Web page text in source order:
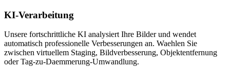
KI-Verarbeitung
Unsere fortschrittliche KI analysiert Ihre Bilder und wendet
automatisch professionelle Verbesserungen an. Waehlen Sie
zwischen virtuellem Staging, Bildverbesserung, Objektentfernung
oder Tag-zu-Daemmerung-Umwandlung.